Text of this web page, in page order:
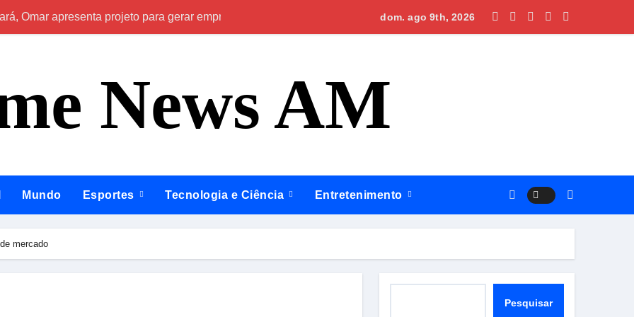
Omar apresenta projeto para gerar emprego e renda na regiãoEleição para novo PGJ do MPAM, para o biênio 2026/2028, tem cinco inscritos
dom. ago 9th, 2026
News AM
Mundo Esportes Tecnologia e Ciência Entretenimento
mercado
Pesquisar